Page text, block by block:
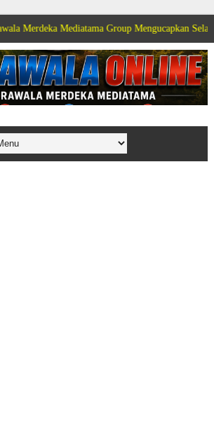
Group Mengucapkan Selamat Dirgahayu